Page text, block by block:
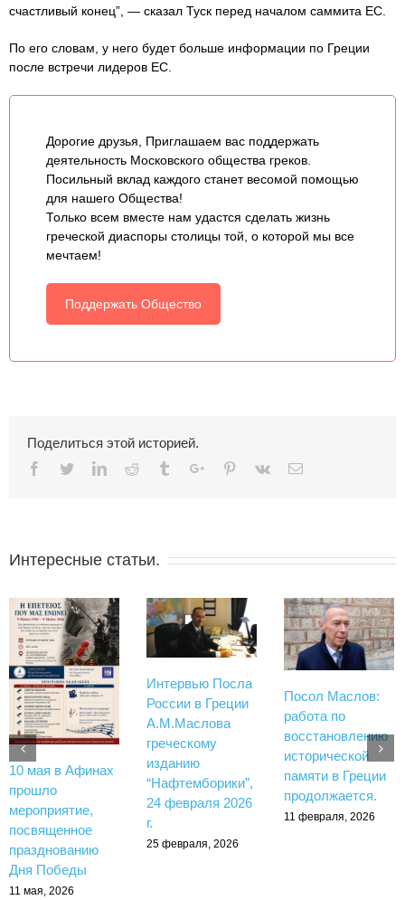
счастливый конец”, — сказал Туск перед началом саммита ЕС.
По его словам, у него будет больше информации по Греции
после встречи лидеров ЕС.
Дорогие друзья, Приглашаем вас поддержать
деятельность Московского общества греков.
Посильный вклад каждого станет весомой помощью
для нашего Общества!
Только всем вместе нам удастся сделать жизнь
греческой диаспоры столицы той, о которой мы все
мечтаем!
Поддержать Общество
Поделиться этой историей.
Facebook
TwitterLinkedinReddit TumblrGoogle+Pinterest
Vk Email
Интересные статьи.
10 мая в Афинах
прошло
мероприятие,
посвященное
празднованию
Дня Победы
11 мая, 2026
Интервью Посла
России в Греции
А.М.Маслова
греческому
изданию
“Нафтемборики”,
24 февраля 2026
г.
25 февраля, 2026
Посол Маслов:
работа по
восстановлению
исторической
памяти в Греции
продолжается.
11 февраля, 2026